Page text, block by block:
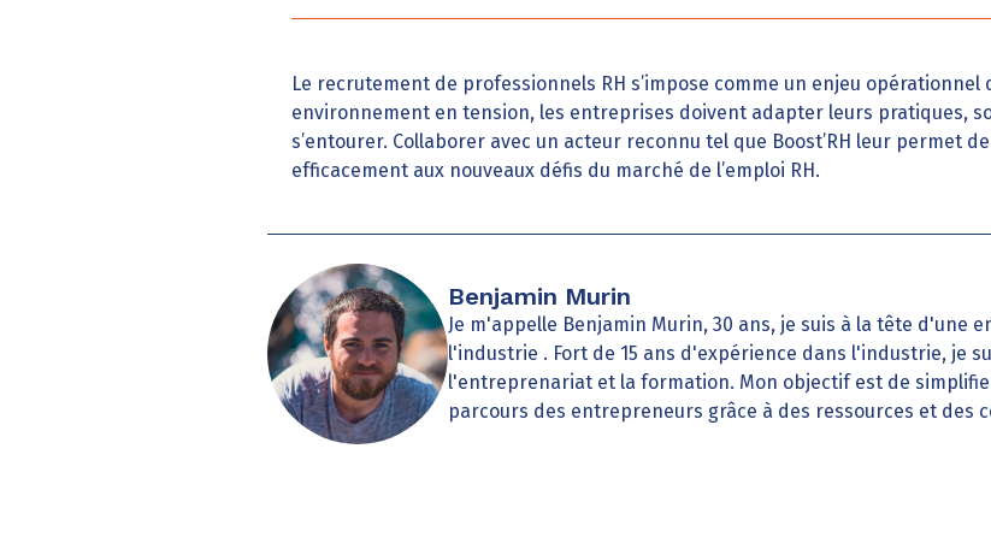
Le recrutement de professionnels RH s’impose comme un enjeu
environnement en tension, les entreprises doivent adapter leurs pratiques,
s’entourer. Collaborer avec un acteur reconnu tel que Boost’RH leur permet
efficacement aux nouveaux défis du marché de l’emploi RH.
Benjamin Murin
Je m'appelle Benjamin Murin, 30 ans, je suis à la tête d'une
l'industrie . Fort de 15 ans d'expérience dans l'industrie, je
l'entreprenariat et la formation. Mon objectif est de
parcours des entrepreneurs grâce à des ressources et des